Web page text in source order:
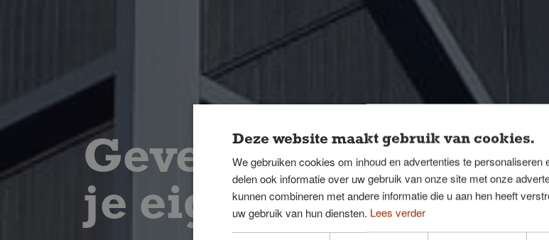
Geveldesign –
je eigen gevel
Deze website maakt gebruik van cookies.
We gebruiken cookies om inhoud en advertenties te
delen ook informatie over uw gebruik van onze site met onze
kunnen combineren met andere informatie die u aan hen heeft
uw gebruik van hun diensten. Lees verder